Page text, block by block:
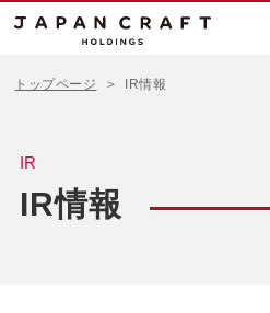
トップページ IR情報
IR
IR情報